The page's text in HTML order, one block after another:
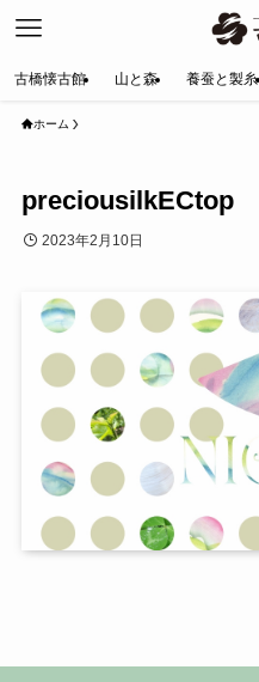
古橋懐古館 山と森 養蚕と製糸
ホーム
preciousilkECtop
2023年2月10日